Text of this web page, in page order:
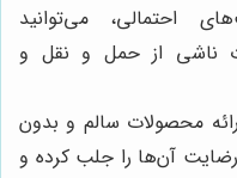
احتمالی، می‌توانید
ناشی از حمل و نقل و
محصولات سالم و بدون
آن‌ها را جلب کرده و